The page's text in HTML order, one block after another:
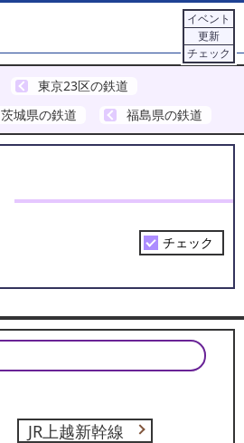
イベント
更新
チェック
東京23区の鉄道
茨城県の鉄道 福島県の鉄道
チェック
JR上越新幹線